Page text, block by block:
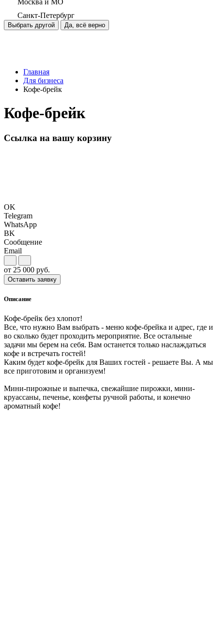
Санкт-Петербург
Выбрать другой Да, всё верно
Главная
Для бизнеса
Кофе-брейк
Кофе-брейк
Ссылка на вашу корзину
OK
Telegram
WhatsApp
BK
Сообщение
Email
от 25 000 руб.
Оставить заявку
Описание
Кофе-брейк без хлопот!
Все, что нужно Вам выбрать - меню кофе-брейка и адрес, где и
во сколько будет проходить мероприятие. Все остальные
задачи мы берем на себя. Вам останется только наслаждаться
кофе и встречать гостей!
Каким будет кофе-брейк для Ваших гостей - решаете Вы. А мы
все приготовим и организуем!
Мини-пирожные и выпечка, свежайшие пирожки, мини-
круассаны, печенье, конфеты ручной работы, и конечно
ароматный кофе!